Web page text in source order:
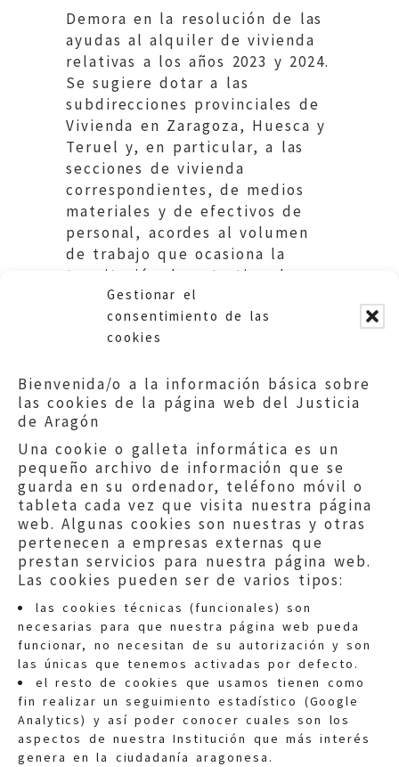
Gestionar el
consentimiento de las
cookies
Bienvenida/o a la información básica sobre
las cookies de la página web del Justicia
de Aragón
Una cookie o galleta informática es un
pequeño archivo de información que se
guarda en su ordenador, teléfono móvil o
tableta cada vez que visita nuestra página
web. Algunas cookies son nuestras y otras
pertenecen a empresas externas que
prestan servicios para nuestra página web.
Las cookies pueden ser de varios tipos:
las cookies técnicas (funcionales) son
necesarias para que nuestra página web pueda
funcionar, no necesitan de su autorización y son
las únicas que tenemos activadas por defecto.
el resto de cookies que usamos tienen como
fin realizar un seguimiento estadístico (Google
Analytics) y así poder conocer cuales son los
aspectos de nuestra Institución que más interés
genera en la ciudadanía aragonesa.
Demora en la resolución de las
ayudas al alquiler de vivienda
relativas a los años 2023 y 2024.
Se sugiere dotar a las
subdirecciones provinciales de
Vivienda en Zaragoza, Huesca y
Teruel y, en particular, a las
secciones de vivienda
correspondientes, de medios
materiales y de efectivos de
personal, acordes al volumen
de trabajo que ocasiona la
tramitación de este tipo de
ayuda.
Quejas:quejas@eljusticiadearagon.es
Información general:
informacion@eljusticiadearagon.es
Teléfonos:900 210 210/